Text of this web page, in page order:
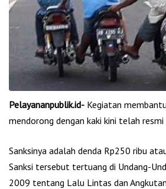
Pelayananpublik.id- Kegiatan
mendorong dengan kaki kini telah resmi
Sanksinya adalah denda Rp250 ribu
Sanksi tersebut tertuang di Undang-
2009 tentang Lalu Lintas dan Angkutan